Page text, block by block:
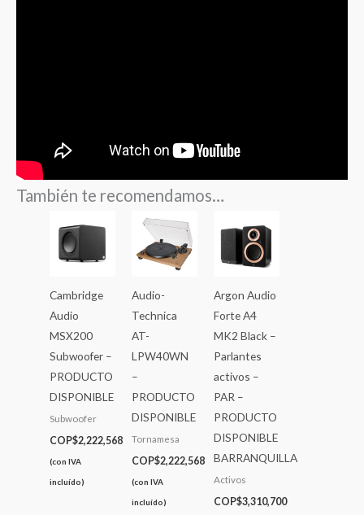
También te recomendamos…
Cambridge
Audio
MSX200
Subwoofer –
PRODUCTO
DISPONIBLE
Subwoofer
COP$2,222,568
(con IVA
incluído)
Audio-
Technica
AT-
LPW40WN
–
PRODUCTO
DISPONIBLE
Tornamesa
COP$2,222,568
(con IVA
incluído)
Argon Audio
Forte A4
MK2 Black –
Parlantes
activos –
PAR –
PRODUCTO
DISPONIBLE
BARRANQUILLA
Activos
COP$3,310,700